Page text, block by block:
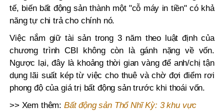
tế, biến bất động sản thành một "cỗ máy in tiền" có khả
năng tự chi trả cho chính nó.
Việc nắm giữ tài sản trong 3 năm theo luật định của
chương trình CBI không còn là gánh nặng về vốn.
Ngược lại, đây là khoảng thời gian vàng để anh/chị tận
dụng lãi suất kép từ việc cho thuê và chờ đợi điểm rơi
phong độ của giá trị bất động sản trước khi thoái vốn.
>> Xem thêm: Bất động sản Thổ Nhĩ Kỳ: 3 khu vực